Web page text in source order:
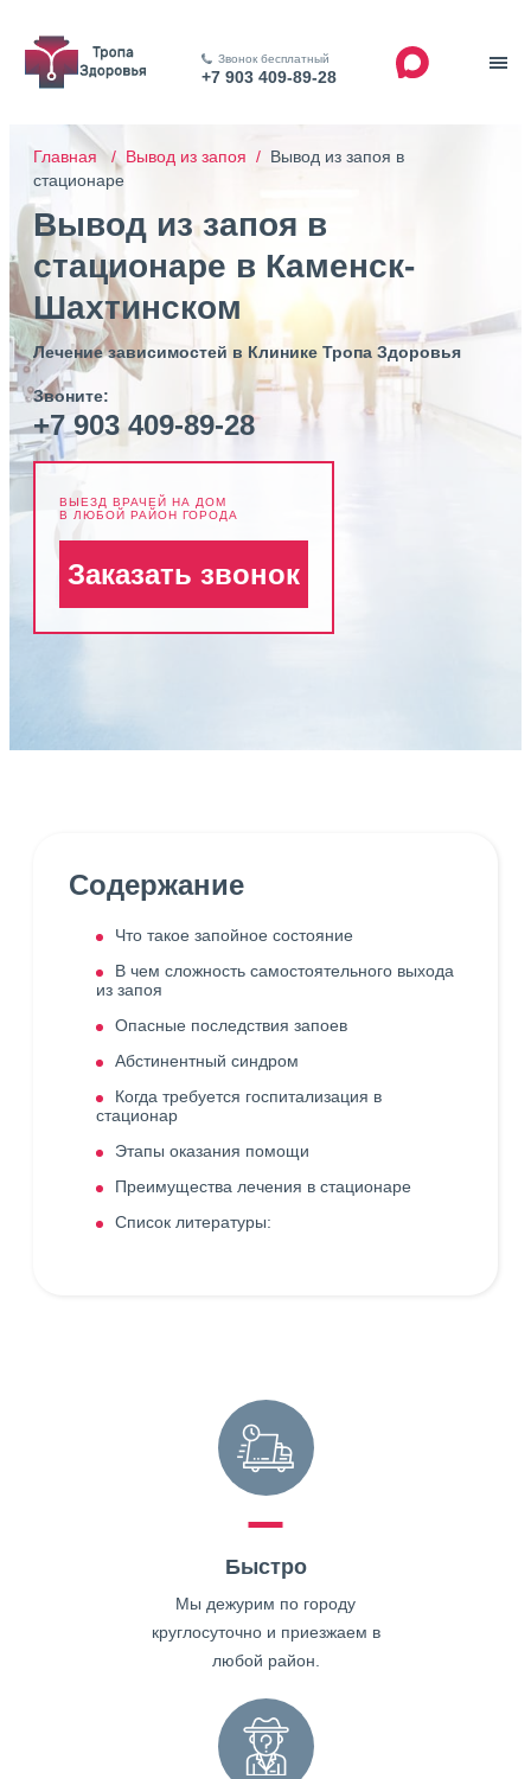
Звонок бесплатный
+7 903 409-89-28
Главная / Вывод из запоя / Вывод из запоя в
стационаре
Вывод из запоя в
стационаре в Каменск-
Шахтинском
Лечение зависимостей в Клинике Тропа Здоровья
Звоните:
+7 903 409-89-28
ВЫЕЗД ВРАЧЕЙ НА ДОМ
В ЛЮБОЙ РАЙОН ГОРОДА
Заказать звонок
Содержание
Что такое запойное состояние
В чем сложность самостоятельного выхода
из запоя
Опасные последствия запоев
Абстинентный синдром
Когда требуется госпитализация в
стационар
Этапы оказания помощи
Преимущества лечения в стационаре
Список литературы:
Быстро
Мы дежурим по городу
круглосуточно и приезжаем в
любой район.